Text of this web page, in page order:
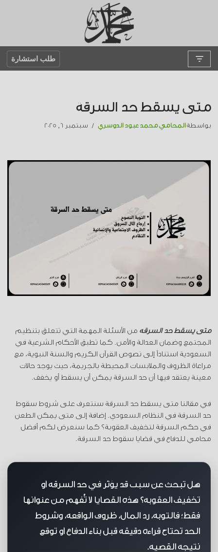
المحتوى
طلب استشارة
متى يسقط حد السرقة
بواسطة المحامي محمد عبود الدوسري سبتمبر 6, 2025
متى يسقط حد السرقة من الأسئلة المهمة التي تتعلق بتنظيم
المجتمع وضمان العدالة والأمن. كما تطبق الأحكام الشرعية في
السعودية استناداً إلى نصوص القرآن الكريم والسنة النبوية، مع
مراعاة الظروف والملابسات المحيطة بالجريمة، حيث يوجد حالات
معينة يعتقد فيها أن حد السرقة يمكن أن يسقط أو يخفف.
في مقالنا متى يسقط حد السرقة سنتعرف على شروط سقوط
حد السرقة في النظام السعودي. إضافة إلى متى يمكن الطعن
في حكم السرقة لتخفيف العقوبة؟ كما سنعرض لكم أفضل
محامي للدفاع في قضايا سقوط حد السرقة.
هل تبحث عن سبب قد يؤثر في حد السرقة أو
تخفيف العقوبة؟ هذه القضايا لا تُفهم من عنوانها
فقط؛ فالتوبة، رد المال، ظروف الواقعة، وشروط
الحد تحتاج قراءة دقيقة قبل بناء الدفاع أو توقع
نتيجة القضية.